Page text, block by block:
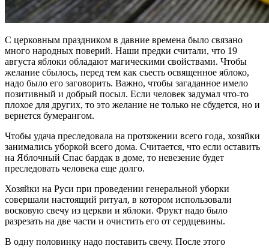
С церковным праздником в давние времена было связано
много народных поверий. Наши предки считали, что 19
августа яблоки обладают магическими свойствами. Чтобы
желание сбылось, перед тем как съесть освященное яблоко,
надо было его заговорить. Важно, чтобы загаданное имело
позитивный и добрый посыл. Если человек задумал что-то
плохое для других, то это желание не только не сбудется, но и
вернется бумерангом.
Чтобы удача преследовала на протяжении всего года, хозяйки
занимались уборкой всего дома. Считается, что если оставить
на Яблочный Спас бардак в доме, то невезение будет
преследовать человека еще долго.
Хозяйки на Руси при проведении генеральной уборки
совершали настоящий ритуал, в котором использовали
восковую свечу из церкви и яблоки. Фрукт надо было
разрезать на две части и очистить его от сердцевины.
В одну половинку надо поставить свечу. После этого